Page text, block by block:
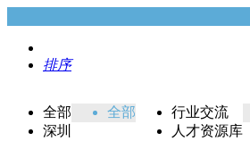
排序
全部
深圳
全部
行业交流
人才资源库